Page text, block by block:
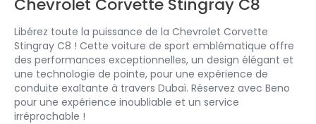
Libérez toute la puissance de la Chevrolet Corvette
Stingray C8 ! Cette voiture de sport emblématique offre
des performances exceptionnelles, un design élégant et
une technologie de pointe, pour une expérience de
conduite exaltante à travers Dubaï. Réservez avec Beno
pour une expérience inoubliable et un service
irréprochable !